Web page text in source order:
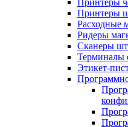
Принтеры
Принтеры
Расходные
Ридеры
Сканеры
Терминалы
Этикет-